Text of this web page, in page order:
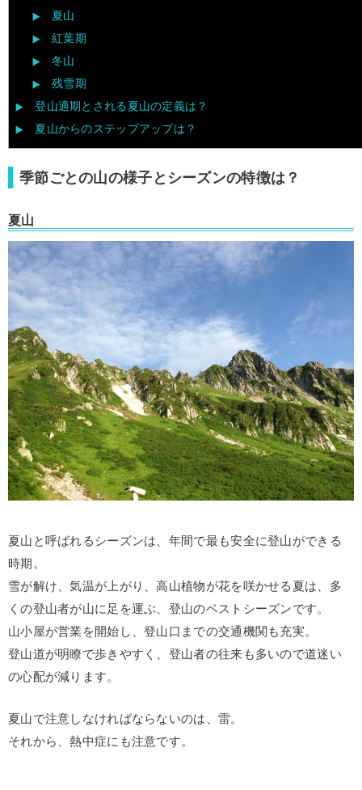
夏山
紅葉期
冬山
残雪期
登山適期とされる夏山の定義は？
夏山からのステップアップは？
季節ごとの山の様子とシーズンの特徴は？
夏山
夏山と呼ばれるシーズンは、年間で最も安全に登山ができる
時期。
雪が解け、気温が上がり、高山植物が花を咲かせる夏は、多
くの登山者が山に足を運ぶ、登山のベストシーズンです。
山小屋が営業を開始し、登山口までの交通機関も充実。
登山道が明瞭で歩きやすく、登山者の往来も多いので道迷い
の心配が減ります。
夏山で注意しなければならないのは、雷。
それから、熱中症にも注意です。